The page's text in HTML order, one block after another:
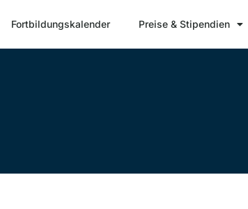
Fortbildungskalender Preise & Stipendien